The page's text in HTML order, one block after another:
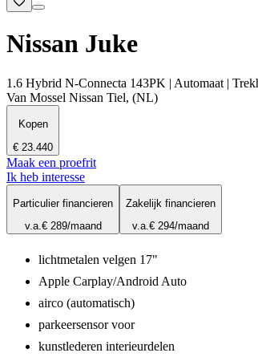
Nissan Juke
1.6 Hybrid N-Connecta 143PK | Automaat |
Van Mossel Nissan Tiel, (NL)
Kopen
€ 23.440
Maak een proefrit
Ik heb interesse
Particulier financieren
v.a.€ 289/maand
Zakelijk financieren
v.a.€ 294/maand
lichtmetalen velgen 17"
Apple Carplay/Android Auto
airco (automatisch)
parkeersensor voor
kunstlederen interieurdelen